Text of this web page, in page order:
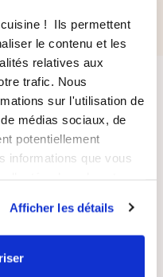
! Ils permettent
le contenu et les
relatives aux
trafic. Nous
sur l'utilisation de
médias sociaux, de
potentiellement
informations que vous
Afficher les détails